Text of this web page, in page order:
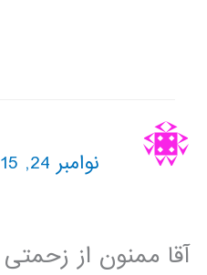
نوامبر 24, 2015 در 2:47 ب.ظ
آقا ممنون از